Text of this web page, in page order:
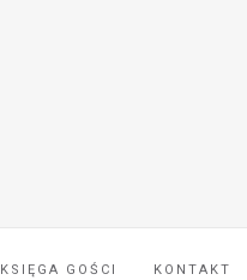
KSIĘGA GOŚCI KONTAKT